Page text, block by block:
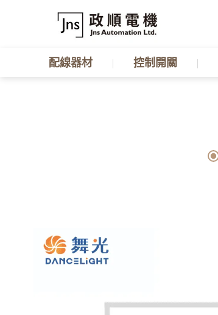
配線器材 控制開關